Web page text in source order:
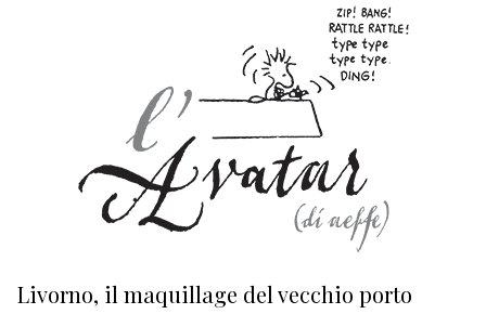
Livorno, il maquillage del vecchio porto